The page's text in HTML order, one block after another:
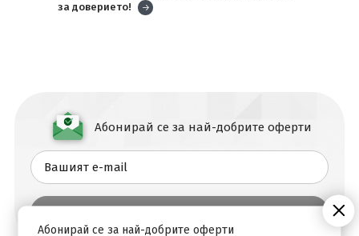
за доверието!
Абонирай се за най-добрите оферти
Абонирай се за най-добрите оферти